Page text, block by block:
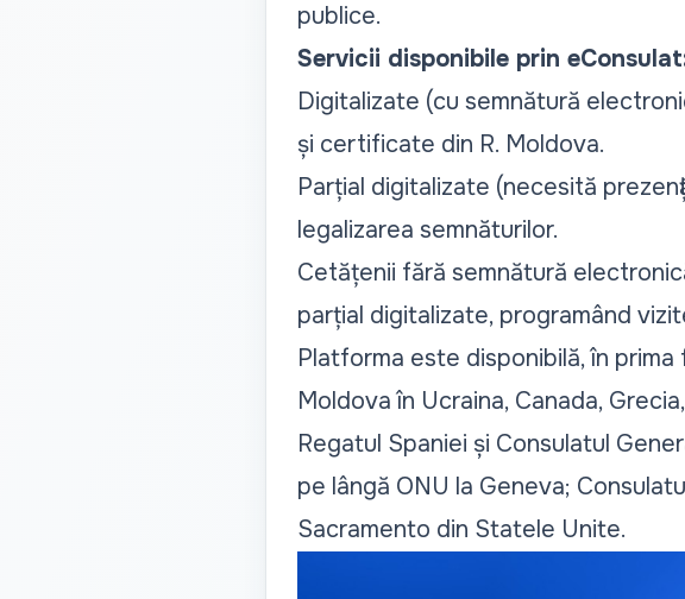
publice.
Servicii disponibile prin
Digitalizate (cu semnătură
și certificate din R. Moldova.
Parțial digitalizate (necesită
legalizarea semnăturilor.
Cetățenii fără semnătură
parțial digitalizate, programând
Platforma este disponibilă, în
Moldova în Ucraina, Canada,
Regatul Spaniei și Consulatul
pe lângă ONU la Geneva;
Sacramento din Statele Unite.